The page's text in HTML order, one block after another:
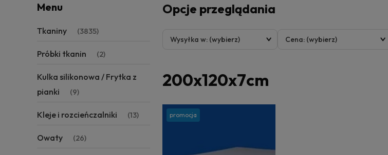
Menu
Tkaniny (3835)
Próbki tkanin (2)
Kulka silikonowa / Frytka z
pianki
(9)
Kleje i rozcieńczalniki (13)
Owaty (26)
Opcje przeglądania
Wysyłka w: (wybierz) Cena: (wybierz)
200x120x7cm
promocja